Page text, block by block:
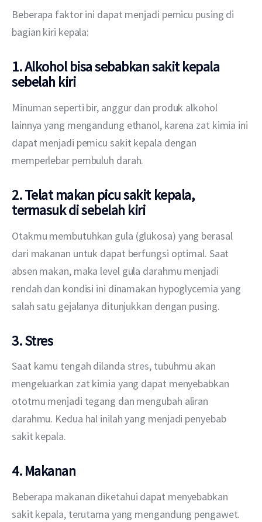
Beberapa faktor ini dapat menjadi pemicu pusing di
bagian kiri kepala:
1.Alkoholbisa sebabkan sakit kepala
sebelah kiri
Minuman seperti bir, anggur dan produk alkohol
lainnya yang mengandung ethanol, karena zat kimia ini
dapat menjadi pemicu sakit kepala dengan
memperlebar pembuluh darah.
2.Telat makan picu sakit kepala,
termasuk di sebelah kiri
Otakmu membutuhkan gula (glukosa) yang berasal
dari makanan untuk dapat berfungsi optimal. Saat
absen makan, maka level gula darahmu menjadi
rendah dan kondisi ini dinamakan hypoglycemia yang
salah satu gejalanya ditunjukkan dengan pusing.
3.Stres
Saat kamu tengah dilanda stres, tubuhmu akan
mengeluarkan zat kimia yang dapat menyebabkan
ototmu menjadi tegang dan mengubah aliran
darahmu. Kedua hal inilah yang menjadi penyebab
sakit kepala.
4.Makanan
Beberapa makanan diketahui dapat menyebabkan
sakit kepala, terutama yang mengandung pengawet.